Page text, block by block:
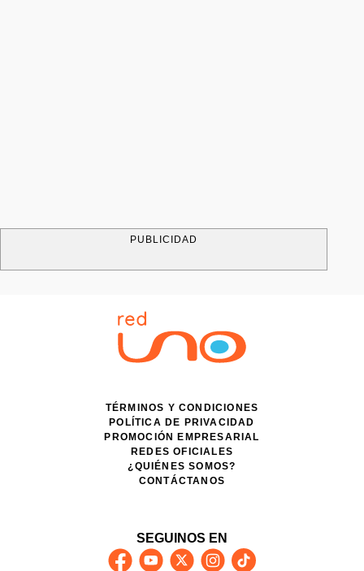
PUBLICIDAD
TÉRMINOS Y CONDICIONES
POLÍTICA DE PRIVACIDAD
PROMOCIÓN EMPRESARIAL
REDES OFICIALES
¿QUIÉNES SOMOS?
CONTÁCTANOS
SEGUINOS EN